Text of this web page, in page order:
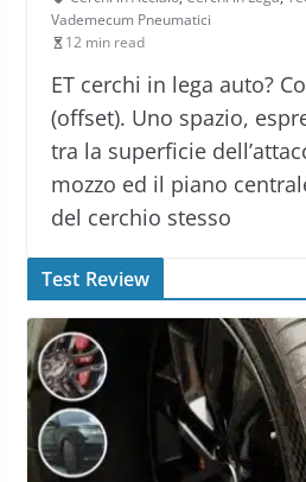
Vademecum Pneumatici
12 min read
ET cerchi in lega auto?
(offset). Uno spazio,
tra la superficie
mozzo ed il piano
del cerchio stesso
Test Review